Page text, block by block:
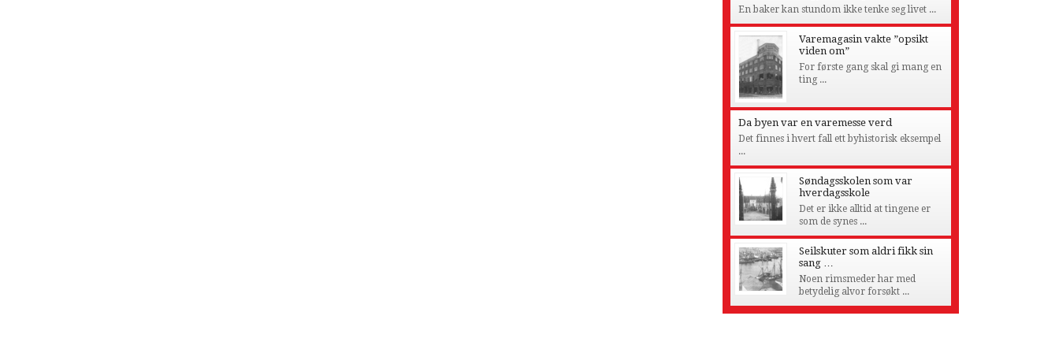
En baker kan stundom ikke tenke seg livet ...
Varemagasin vakte ”opsikt
viden om”
For første gang skal gi mang en
ting ...
Da byen var en varemesse verd
Det finnes i hvert fall ett byhistorisk eksempel
...
Søndagsskolen som var
hverdagsskole
Det er ikke alltid at tingene er
som de synes ...
Seilskuter som aldri fikk sin
sang …
Noen rimsmeder har med
betydelig alvor forsøkt ...